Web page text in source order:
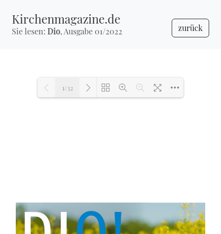
Kirchenmagazine.de
Sie lesen: Dio, Ausgabe 01/2022 zurück
1/32